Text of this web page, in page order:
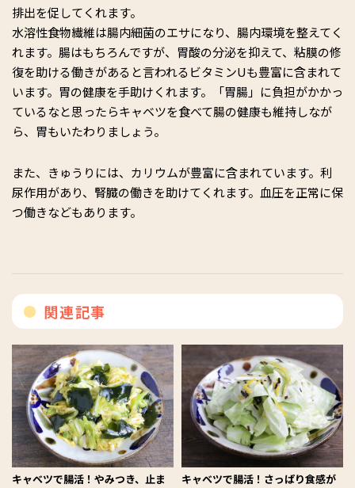
排出を促してくれます。
水溶性食物繊維は腸内細菌のエサになり、腸内環境を整えてく
れます。腸はもちろんですが、胃酸の分泌を抑えて、粘膜の修
復を助ける働きがあると言われるビタミンUも豊富に含まれて
います。胃の健康を手助けくれます。「胃腸」に負担がかかっ
ているなと思ったらキャベツを食べて腸の健康も維持しなが
ら、胃もいたわりましょう。
また、きゅうりには、カリウムが豊富に含まれています。利
尿作用があり、腎臓の働きを助けてくれます。血圧を正常に保
つ働きなどもあります。
関連記事
キャベツで腸活！やみつき、止ま
キャベツで腸活！さっぱり食感が